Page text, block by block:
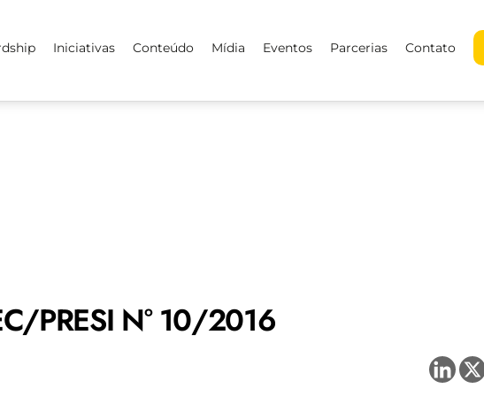
Iniciativas Conteúdo Mídia Eventos Parcerias Contato
PRESI N° 10/2016